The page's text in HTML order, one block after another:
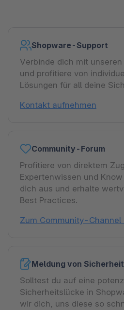
Shopware-Support
Verbinde dich mit
und profitiere von
Lösungen für all deine
Kontakt aufnehmen
Community-Forum
Profitiere von direktem
Expertenwissen und
dich aus und erhalte
Best Practices.
Zum Community-Channel
Meldung von
Solltest du auf eine
Sicherheitslücke in
wir dich, uns diese so